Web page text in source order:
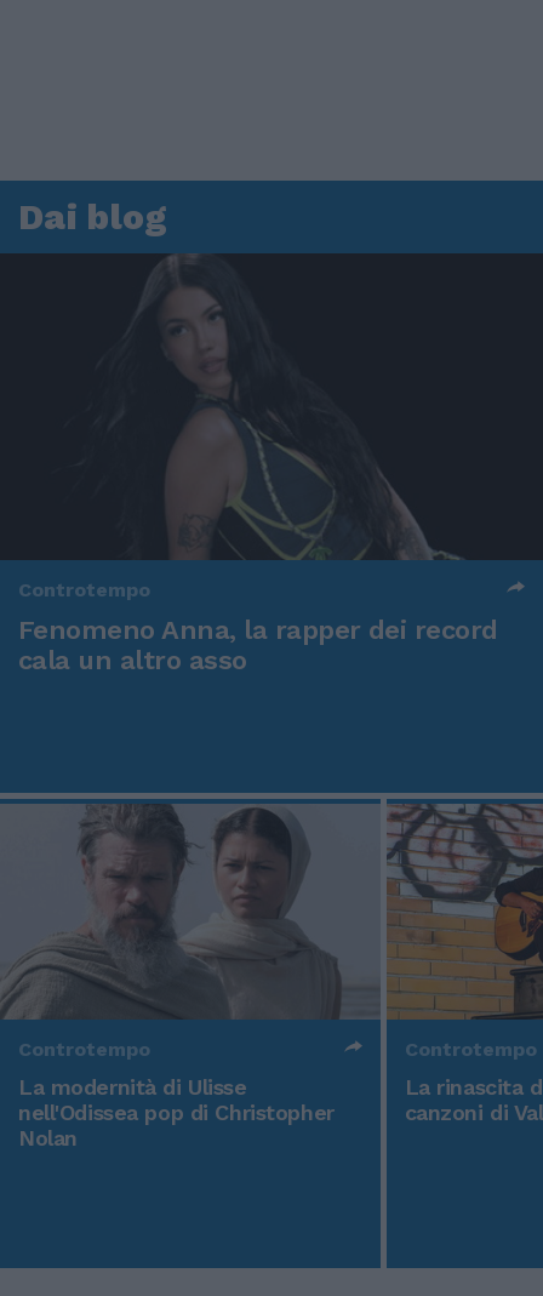
Dai blog
Controtempo
Fenomeno Anna, la rapper dei record
cala un altro asso
Controtempo
La modernità di Ulisse
nell'Odissea pop di Christopher
Nolan
Controtempo
La rinascita
canzoni di